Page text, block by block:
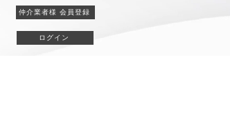
仲介業者様 会員登録
ログイン